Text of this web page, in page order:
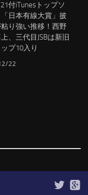
付iTunesトップソ
日本有線大賞」披
り強い推移！西野
、三代目JSBは新旧
プ10入り
22